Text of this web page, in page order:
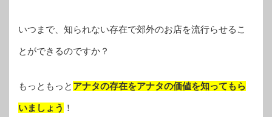
いつまで、知られない存在で郊外のお店を流行らせるこ
とができるのですか？
もっともっと アナタの存在をアナタの価値を知ってもら
いましょう ！